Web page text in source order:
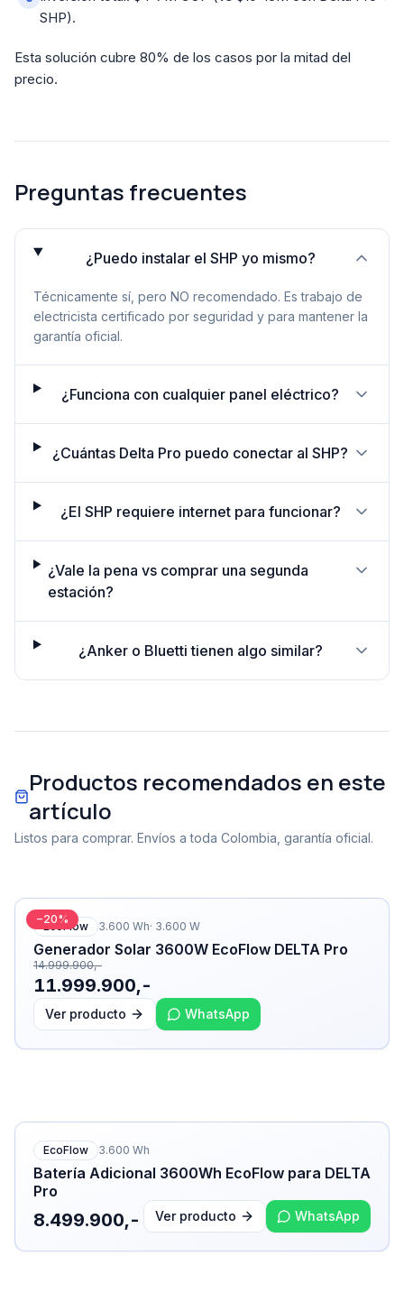
SHP).
Esta solución cubre 80% de los casos por la mitad del
precio.
Preguntas frecuentes
¿Puedo instalar el SHP yo mismo?
Técnicamente sí, pero NO recomendado. Es trabajo de
electricista certificado por seguridad y para mantener la
garantía oficial.
¿Funciona con cualquier panel eléctrico?
¿Cuántas Delta Pro puedo conectar al SHP?
¿El SHP requiere internet para funcionar?
¿Vale la pena vs comprar una segunda
estación?
¿Anker o Bluetti tienen algo similar?
Productos recomendados en este
artículo
Listos para comprar. Envíos a toda Colombia, garantía oficial.
−20%
EcoFlow 3.600 Wh· 3.600 W
Generador Solar 3600W EcoFlow DELTA Pro
14.999.900,-
11.999.900,-
Ver producto WhatsApp
EcoFlow 3.600 Wh
Batería Adicional 3600Wh EcoFlow para DELTA
Pro
8.499.900,- Ver producto WhatsApp